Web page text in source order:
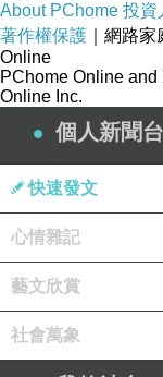
About PChome 投資
著作權保護 ｜網路
Online
PChome Online
Online Inc.
個人新聞台
快速發文
心情雜記
藝文欣賞
社會萬象